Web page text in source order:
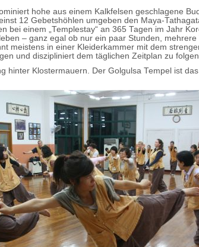
hohe aus einem Kalkfelsen geschlagene
12 Gebetshöhlen umgeben den Maya-
bei einem „Templestay“ an 365 Tagen im Jahr
– ganz egal ob nur ein paar Stunden, mehrere
meistens in einer Kleiderkammer mit dem
und diszipliniert dem täglichen Zeitplan zu folgen.
hinter Klostermauern. Der Golgulsa Tempel ist